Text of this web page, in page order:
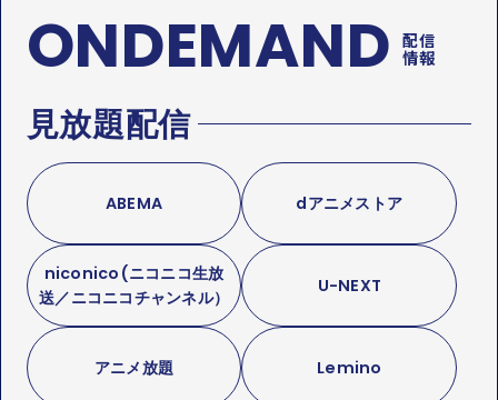
ONDEMAND 配信
情報
見放題配信
ABEMA dアニメストア
niconico(ニコニコ生放
送／ニコニコチャンネル）
U-NEXT
アニメ放題 Lemino